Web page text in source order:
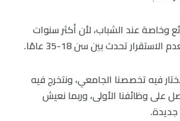
وخاصة عند الشباب، لأن أكثر سنوات
تحدث بين سن 18-35 عامًا.
فيه تخصصنا الجامعي، ونتخرج فيه
على وظائفنا الأولى، وربما نعيش